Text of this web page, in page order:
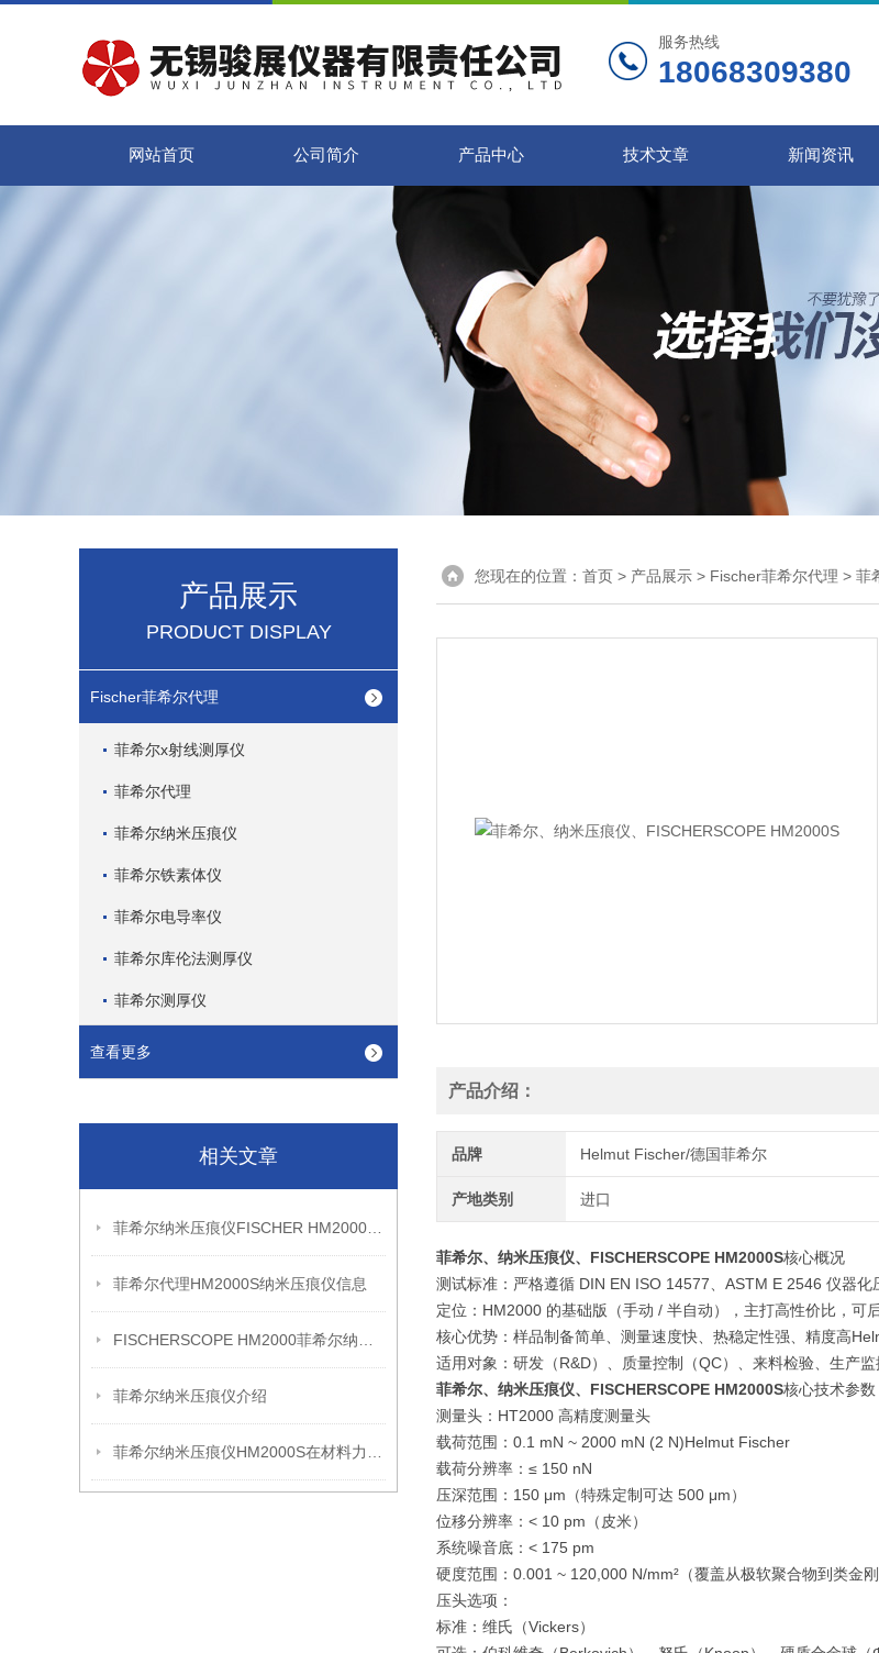
服务热线
18068309380
网站首页 公司简介 产品中心 技术文章 新闻资讯
产品展示
PRODUCT DISPLAY
Fischer菲希尔代理
菲希尔x射线测厚仪
菲希尔代理
菲希尔纳米压痕仪
菲希尔铁素体仪
菲希尔电导率仪
菲希尔库伦法测厚仪
菲希尔测厚仪
查看更多
相关文章
菲希尔代理HM2000S纳米压痕仪信息
菲希尔纳米压痕仪介绍
您现在的位置： 首页 > 产品展示 > Fischer菲希尔代理 > 菲
产品介绍：
品牌 Helmut Fischer/德国菲希尔
产地类别 进口
菲希尔、纳米压痕仪、FISCHERSCOPE HM2000S核心概况
测试标准：严格遵循 DIN EN ISO 14577、ASTM E 2546 仪器化
定位：HM2000 的基础版（手动 / 半自动），主打高性价比，可
核心优势：样品制备简单、测量速度快、热稳定性强、精度高
适用对象：研发（R&D）、质量控制（QC）、来料检验、生产监
菲希尔、纳米压痕仪、FISCHERSCOPE HM2000S核心技术参数
测量头：HT2000 高精度测量头
载荷范围：0.1 mN ~ 2000 mN (2 N)Helmut Fischer
载荷分辨率：≤ 150 nN
压深范围：150 μm（特殊定制可达 500 μm）
位移分辨率：< 10 pm（皮米）
系统噪音底：< 175 pm
硬度范围：0.001 ~ 120,000 N/mm²（覆盖从极软聚合物到类金刚
压头选项：
标准：维氏（Vickers）